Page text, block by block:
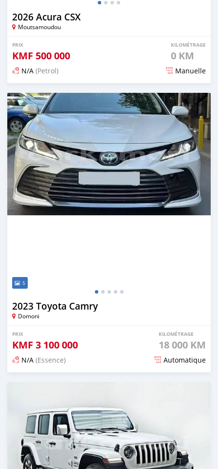
2026 Acura CSX
Moutsamoudou
PRIX
KMF 500 000
KILOMÉTRAGE
0 KM
N/A (Petrol) Manuelle
Publié il y a 25 jours
5
2023 Toyota Camry
Domoni
PRIX
KMF 3 100 000
KILOMÉTRAGE
18 000 KM
N/A (Essence) Automatique